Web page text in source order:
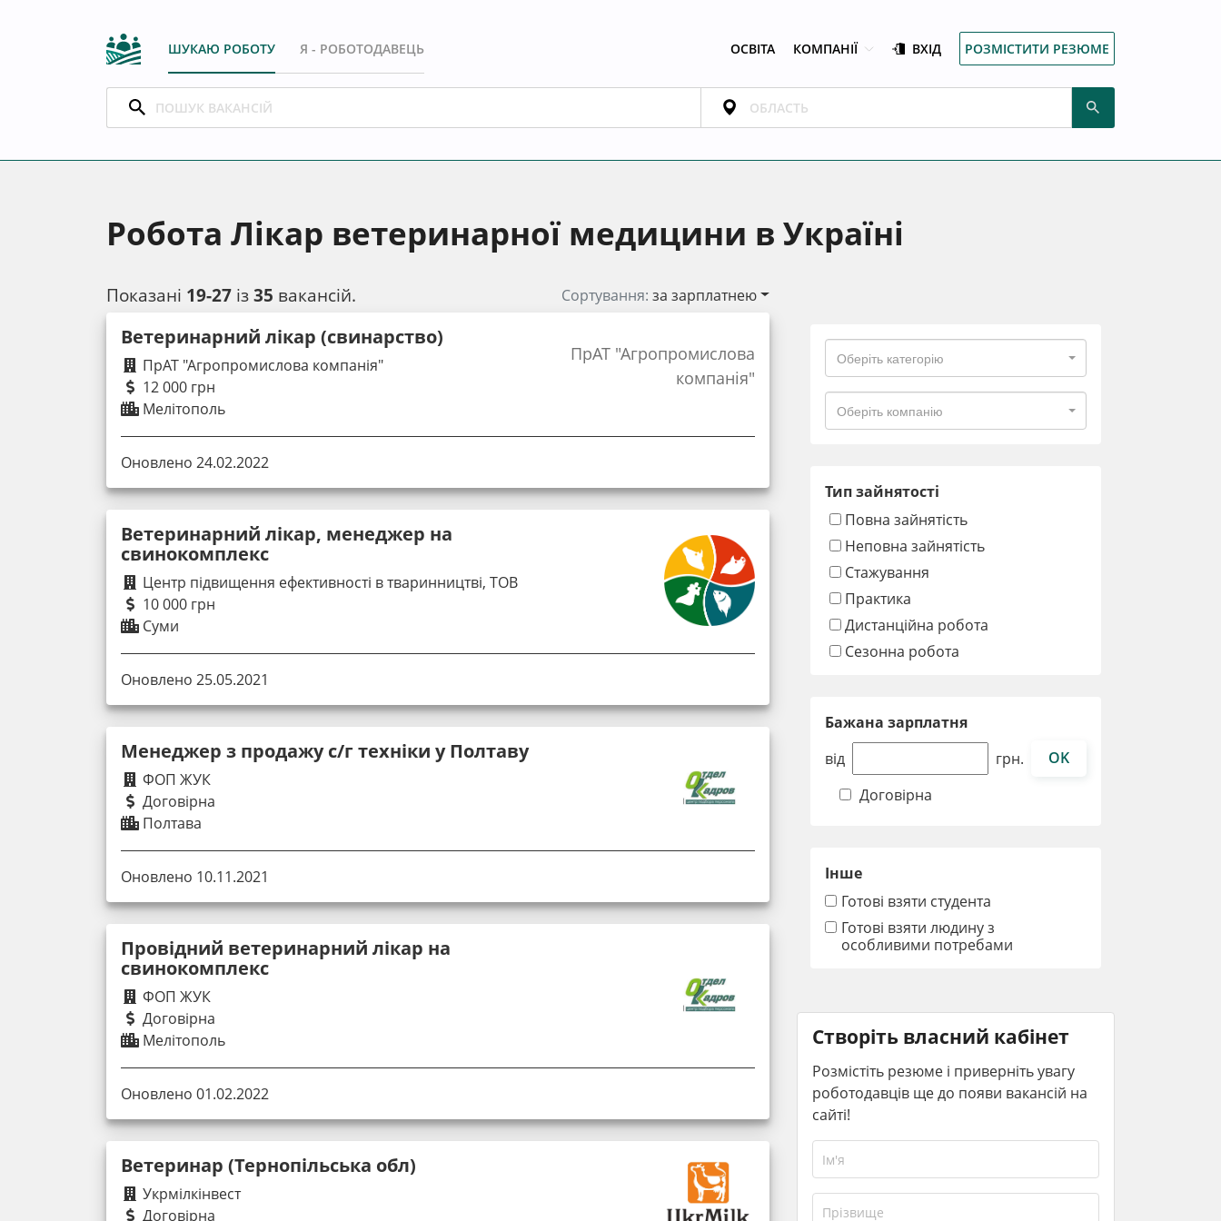
ШУКАЮ РОБОТУ Я - РОБОТОДАВЕЦЬ ОСВІТА КОМПАНІЇ ВХІД РОЗМІСТИТИ РЕЗЮМЕ
Робота Лікар ветеринарної медицини в Україні
Показані 19-27 із35 вакансій. Сортування:за зарплатнею
Ветеринарний лікар (свинарство)
ПрАТ "Агропромислова компанія"
12 000 грн
Мелітополь
ПрАТ "Агропромислова
компанія"
Оновлено 24.02.2022
Ветеринарний лікар, менеджер на
свинокомплекс
Центр підвищення ефективності в тваринництві, ТОВ
10 000 грн
Суми
Оновлено 25.05.2021
Менеджер з продажу с/г техніки у Полтаву
ФОП ЖУК
Договірна
Полтава
Оновлено 10.11.2021
Провідний ветеринарний лікар на
свинокомплекс
ФОП ЖУК
Договірна
Мелітополь
Оновлено 01.02.2022
Ветеринар (Тернопільська обл)
Укрмілкінвест
Договірна
Оберіть категорію
Оберіть компанію
Тип зайнятості
Повна зайнятість
Неповна зайнятість
Стажування
Практика
Дистанційна робота
Сезонна робота
Бажана зарплатня
від
грн.
OK
Договірна
Інше
Готові взяти студента
Готові взяти людину з
особливими потребами
Створіть власний кабінет
Розмістіть резюме і приверніть увагу
роботодавців ще до появи вакансій на
сайті!